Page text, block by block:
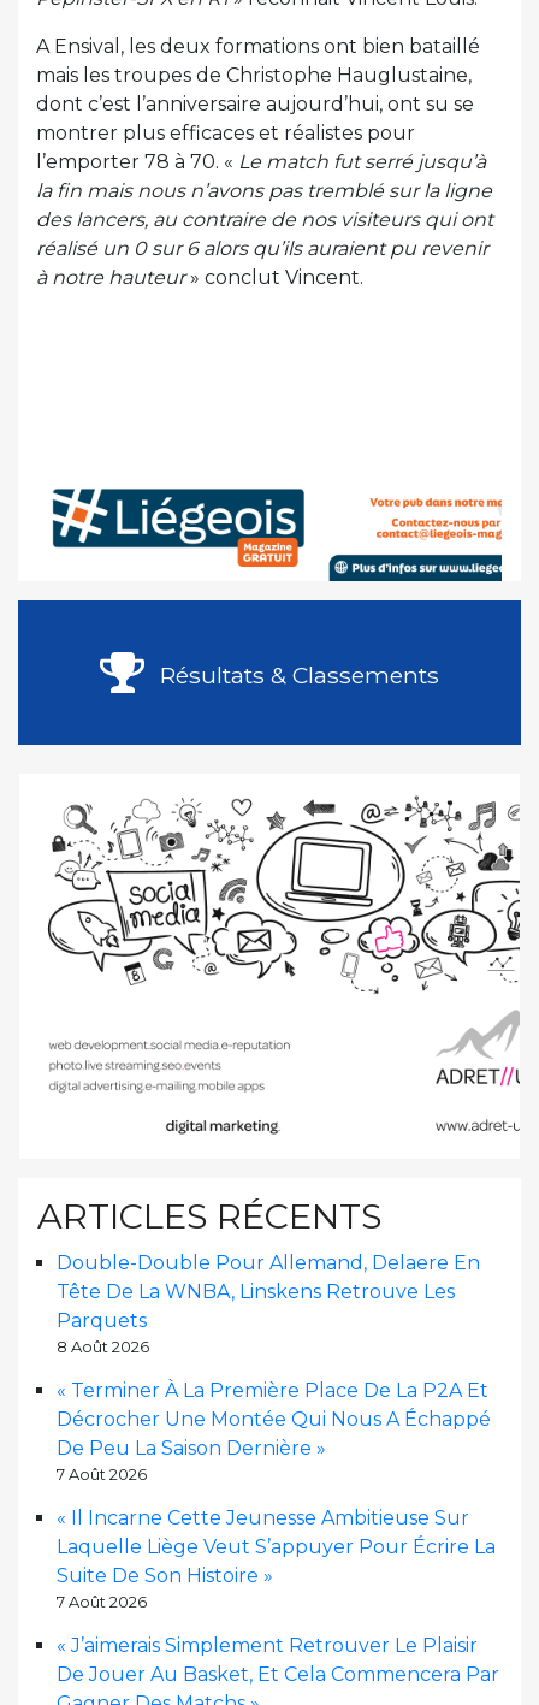
A Ensival, les deux formations ont bien bataillé
mais les troupes de Christophe Hauglustaine,
dont c’est l’anniversaire aujourd’hui, ont su se
montrer plus efficaces et réalistes pour
l’emporter 78 à 70. « Le match fut serré jusqu’à
la fin mais nous n’avons pas tremblé sur la ligne
des lancers, au contraire de nos visiteurs qui ont
réalisé un 0 sur 6 alors qu’ils auraient pu revenir
à notre hauteur» conclut Vincent.
Résultats & Classements
ARTICLES RÉCENTS
Double-Double Pour Allemand, Delaere En
Tête De La WNBA, Linskens Retrouve Les
Parquets
8 Août 2026
« Terminer À La Première Place De La P2A Et
Décrocher Une Montée Qui Nous A Échappé
De Peu La Saison Dernière »
7 Août 2026
« Il Incarne Cette Jeunesse Ambitieuse Sur
Laquelle Liège Veut S’appuyer Pour Écrire La
Suite De Son Histoire »
7 Août 2026
« J’aimerais Simplement Retrouver Le Plaisir
De Jouer Au Basket, Et Cela Commencera Par